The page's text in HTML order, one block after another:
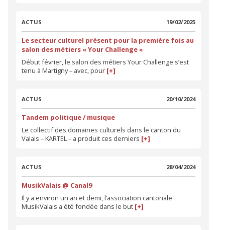
ACTUS 19/02/2025
Le secteur culturel présent pour la première fois au
salon des métiers « Your Challenge »
Début février, le salon des métiers Your Challenge s’est
tenu à Martigny – avec, pour [+]
ACTUS 20/10/2024
Tandem politique / musique
Le collectif des domaines culturels dans le canton du
Valais – KARTEL – a produit ces derniers [+]
ACTUS 28/04/2024
MusikValais @ Canal9
Il y a environ un an et demi, l’association cantonale
MusikValais a été fondée dans le but [+]